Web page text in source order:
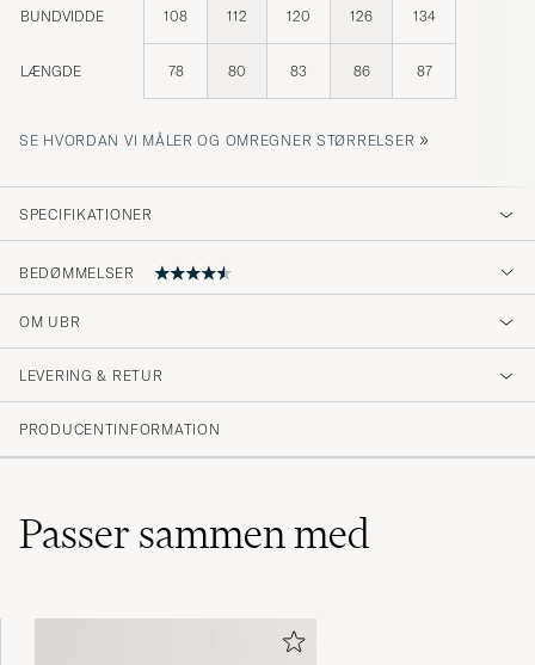
BUNDVIDDE 108 112 120 126 134
LÆNGDE 78 80 83 86 87
SE HVORDAN VI MÅLER OG OMREGNER STØRRELSER »
SPECIFIKATIONER
BEDØMMELSER
Veldig fornøyd så langt.
VEGARD H
KØBTE PÅ CAREOFCARL.NO
Riktigt bra jacka. Lätt, varm och diskret.
KØBTE PÅ CAREOFCARL.SE
OM UBR
LEVERING & RETUR
PRODUCENTINFORMATION
Passer sammen med